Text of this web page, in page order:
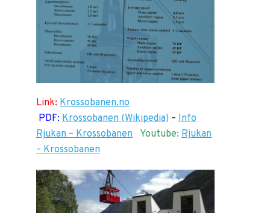
Link: Krossobanen.no
PDF: Krossobanen (Wikipedia) – Info
Rjukan – Krossobanen
Youtube: Rjukan
– Krossobanen